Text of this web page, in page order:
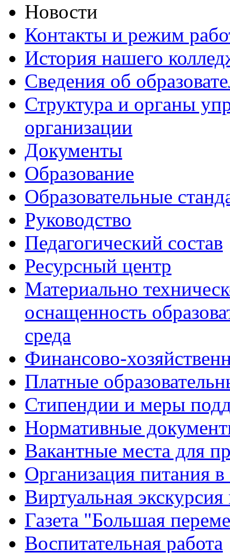
Новости
Контакты и режим
История нашего
Сведения об
Структура и органы
организации
Документы
Образование
Образовательные
Руководство
Педагогический состав
Ресурсный центр
Материально
оснащенность
среда
Финансово-
Платные
Стипендии и меры
Нормативные
Вакантные места для
Организация питания в
Виртуальная
Газета "Большая
Воспитательная работа